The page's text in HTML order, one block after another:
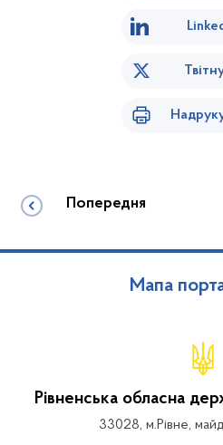
Попередня
Мапа
Рівненська обласна
33028, м.Рівне,